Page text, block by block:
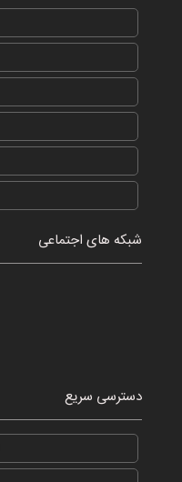
شبکه های اجتماعی
دسترسی سریع